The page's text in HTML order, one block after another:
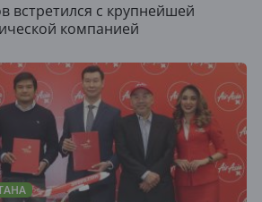
встретился с крупнейшей
компанией